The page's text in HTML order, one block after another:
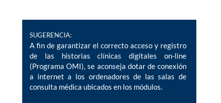
SUGERENCIA:
A fin de garantizar el correcto acceso y registro
de las historias clínicas digitales on-line
(Programa OMI), se aconseja dotar de conexión
a internet a los ordenadores de las salas de
consulta médica ubicados en los módulos.